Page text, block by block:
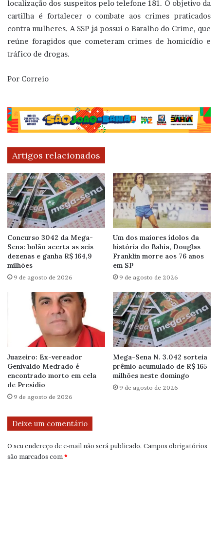
localização dos suspeitos pelo telefone 181. O objetivo da
cartilha é fortalecer o combate aos crimes praticados
contra mulheres. A SSP já possui o Baralho do Crime, que
reúne foragidos que cometeram crimes de homicídio e
tráfico de drogas.
Por Correio
Artigos relacionados
Concurso 3042 da Mega-
Sena: bolão acerta as seis
dezenas e ganha R$ 164,9
milhões
9 de agosto de 2026
Um dos maiores ídolos da
história do Bahia, Douglas
Franklin morre aos 76 anos
em SP
9 de agosto de 2026
Juazeiro: Ex-vereador
Genivaldo Medrado é
encontrado morto em cela
de Presídio
9 de agosto de 2026
Mega-Sena N. 3.042 sorteia
prêmio acumulado de R$ 165
milhões neste domingo
9 de agosto de 2026
Deixe um comentário
O seu endereço de e-mail não será publicado. Campos obrigatórios
são marcados com *